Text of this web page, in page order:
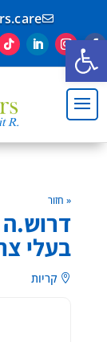
פתח סרגל נגישות

« חזור
דרוש.ה
בעלי
 קריות